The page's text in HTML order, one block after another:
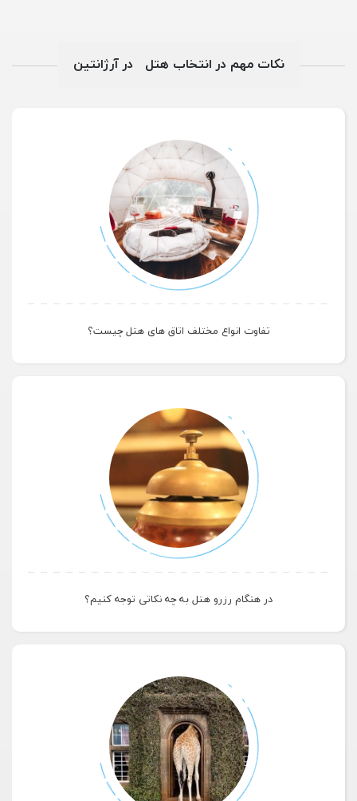
نکات مهم در انتخاب هتل در آرژانتین
تفاوت انواع مختلف اتاق های هتل چیست؟
در هنگام رزرو هتل به چه نکاتی توجه کنیم؟